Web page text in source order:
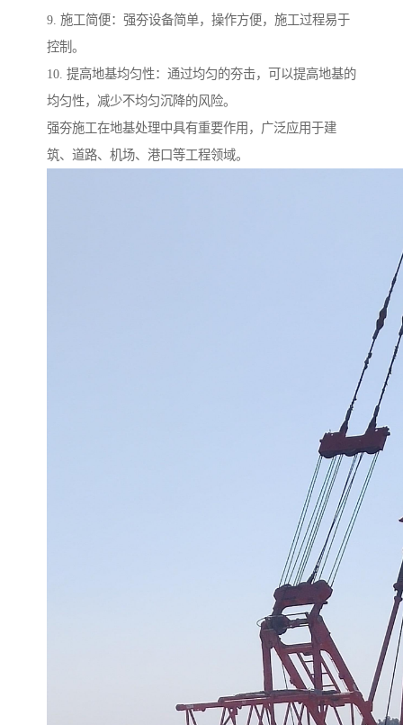
9. 施工简便：强夯设备简单，操作方便，施工过程易于
控制。
10. 提高地基均匀性：通过均匀的夯击，可以提高地基的
均匀性，减少不均匀沉降的风险。
强夯施工在地基处理中具有重要作用，广泛应用于建
筑、道路、机场、港口等工程领域。